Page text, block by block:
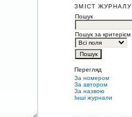
ЗМІСТ ЖУРНАЛУ
Пошук
Пошук за критерієм
Перегляд
За номером
За автором
За назвою
Інші журнали